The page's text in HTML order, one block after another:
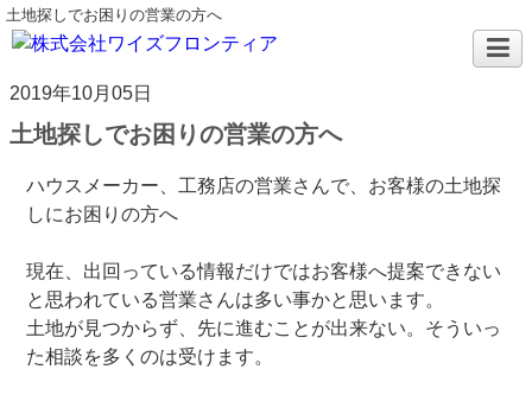
土地探しでお困りの営業の方へ
2019年10月05日
土地探しでお困りの営業の方へ
ハウスメーカー、工務店の営業さんで、お客様の土地探
しにお困りの方へ
現在、出回っている情報だけではお客様へ提案できない
と思われている営業さんは多い事かと思います。
土地が見つからず、先に進むことが出来ない。そういっ
た相談を多くのは受けます。